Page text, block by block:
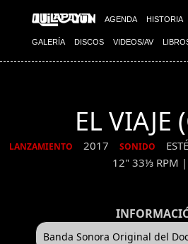
AGENDA HISTORIA
GALERÍA DISCOS VIDEOS/AV
EL VIAJE
LANZAMIENTO 2017 SONIDO
12" 33⅓ RPM |
Banda Sonora Original del